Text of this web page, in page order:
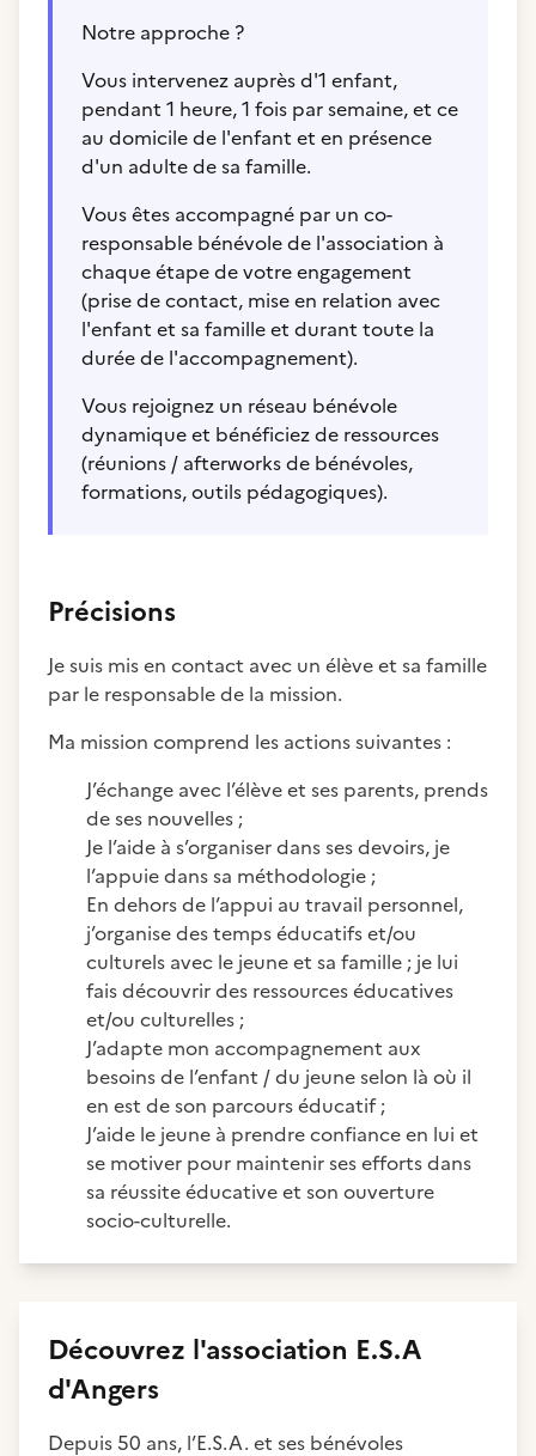
Notre approche ?
Vous intervenez auprès d'1 enfant,
pendant 1 heure, 1 fois par semaine, et ce
au domicile de l'enfant et en présence
d'un adulte de sa famille.
Vous êtes accompagné par un co-
responsable bénévole de l'association à
chaque étape de votre engagement
(prise de contact, mise en relation avec
l'enfant et sa famille et durant toute la
durée de l'accompagnement).
Vous rejoignez un réseau bénévole
dynamique et bénéficiez de ressources
(réunions / afterworks de bénévoles,
formations, outils pédagogiques).
Précisions
Je suis mis en contact avec un élève et sa famille
par le responsable de la mission.
Ma mission comprend les actions suivantes :
J’échange avec l’élève et ses parents, prends
de ses nouvelles ;
Je l’aide à s’organiser dans ses devoirs, je
l’appuie dans sa méthodologie ;
En dehors de l’appui au travail personnel,
j’organise des temps éducatifs et/ou
culturels avec le jeune et sa famille ; je lui
fais découvrir des ressources éducatives
et/ou culturelles ;
J’adapte mon accompagnement aux
besoins de l’enfant / du jeune selon là où il
en est de son parcours éducatif ;
J’aide le jeune à prendre confiance en lui et
se motiver pour maintenir ses efforts dans
sa réussite éducative et son ouverture
socio-culturelle.
Découvrez l'association E.S.A
d'Angers
Depuis 50 ans, l’E.S.A. et ses bénévoles